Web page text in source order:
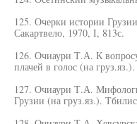
125. Очерки истории
Сакартвело, 1970, I, 813с.
126. Очиаури Т.А. К
плачей в голос (на
127. Очиаури Т.А.
Грузии (на груз.яз.).